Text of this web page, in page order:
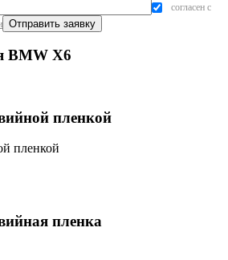
согласен с
BMW X6
пленкой
пленкой
пленка